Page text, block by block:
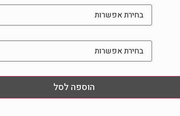
הוספה לסל